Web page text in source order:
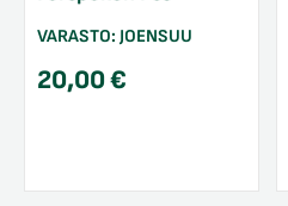
VARASTO: JOENSUU
20,00€